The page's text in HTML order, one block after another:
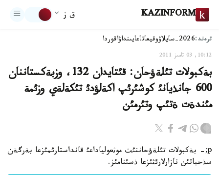
KAZINFORM ق ز
ترەند:2026-سايلاۋ وقيعاتاعايىنداۋاقوردا
10:12, 03 تامىز 2011
بةكبولات تئلةؤحان: قئتايدان 132، وزبةكستاننان
600 جانذيانئ كوشئرئپ اكةلؤدئ تئكةلةي وزئمة
مئندةت ةتئپ وتئرمئن
p;- بةكبولات تئلةؤحاننئث موثعولياداعئ قانداستارئمئزعا بةرگةن
سذحباتئن نازارلارئثئزعا ذسئنامئز.